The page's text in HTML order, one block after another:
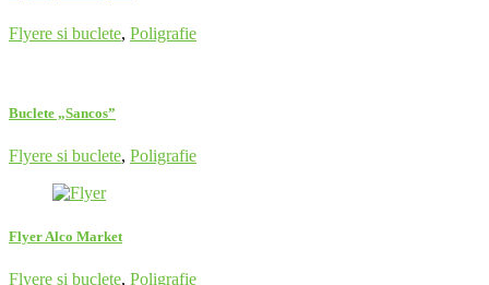
Flyere si buclete, Poligrafie
Buclete „Sancos”
Flyere si buclete, Poligrafie
Flyer Alco Market
Flyere si buclete, Poligrafie